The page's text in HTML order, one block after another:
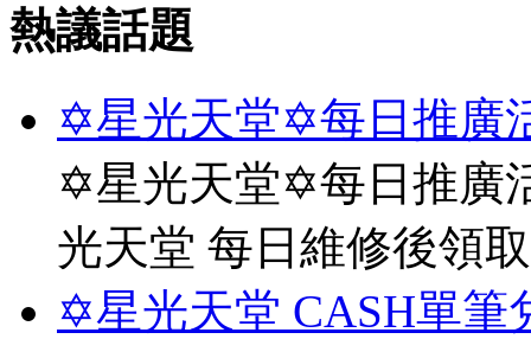
熱議話題
✡星光天堂✡每日推廣
✡星光天堂✡每日推廣
光天堂 每日維修後領
✡星光天堂 CASH單筆